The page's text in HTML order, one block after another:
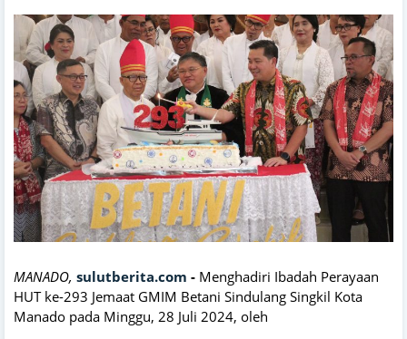
MANADO, sulutberita.com - Menghadiri Ibadah Perayaan
HUT ke-293 Jemaat GMIM Betani Sindulang Singkil Kota
Manado pada Minggu, 28 Juli 2024, oleh